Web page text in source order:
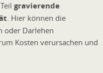
gravierende
. Hier können die
oder Darlehen
Kosten verursachen und